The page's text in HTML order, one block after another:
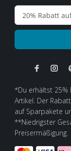
*Du erhältst 25%
Artikel. Der
auf Sparpakete
**Niedrigster
Preisermäßigung.